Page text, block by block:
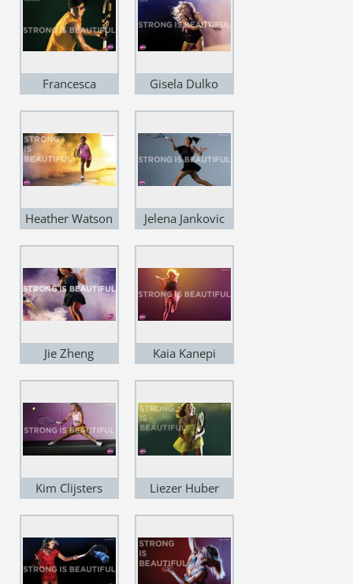
Francesca
Gisela Dulko
Heather Watson Jelena Jankovic
Jie Zheng Kaia Kanepi
Kim Clijsters Liezer Huber